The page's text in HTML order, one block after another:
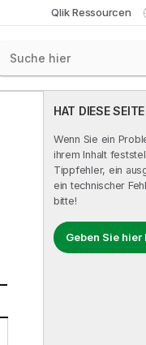
Qlik Ressourcen
HAT DIESE
Wenn Sie ein
ihrem Inhalt
Tippfehler, ein
ein technischer
bitte!
Geben Sie